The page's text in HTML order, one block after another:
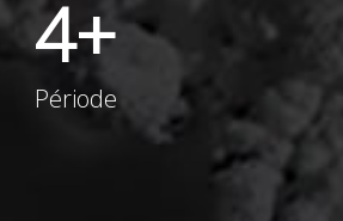
4+
Période